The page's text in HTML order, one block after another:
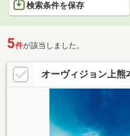
検索条件を保存
5件が該当しました。
オーヴィジョン上